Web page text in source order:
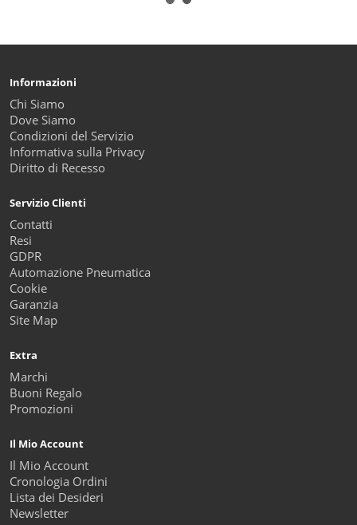
Informazioni
Chi Siamo
Dove Siamo
Condizioni del Servizio
Informativa sulla Privacy
Diritto di Recesso
Servizio Clienti
Contatti
Resi
GDPR
Automazione Pneumatica
Cookie
Garanzia
Site Map
Extra
Marchi
Buoni Regalo
Promozioni
Il Mio Account
Il Mio Account
Cronologia Ordini
Lista dei Desideri
Newsletter